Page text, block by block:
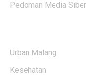
Pedoman Media Siber
Urban Malang
Kesehatan